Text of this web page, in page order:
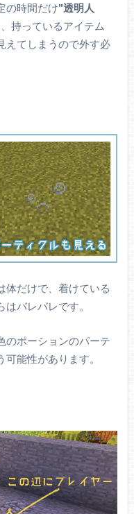
の時間だけ"透明人
持っているアイテム
えてしまうので外す必
体だけで、着けている
バレバレです。
のポーションのパーテ
能性があります。